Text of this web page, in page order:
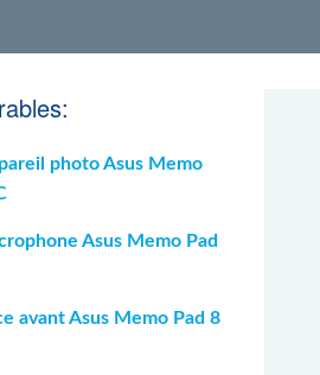
photo Asus Memo
Asus Memo Pad
avant Asus Memo Pad 8